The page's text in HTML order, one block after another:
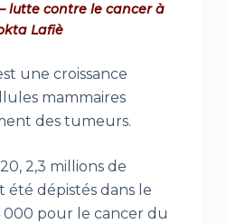
lutte contre le cancer à
Lafiè
une croissance
mammaires
des tumeurs.
2,3 millions de
été dépistés dans le
pour le cancer du